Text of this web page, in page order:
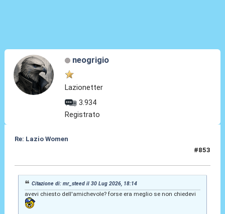
neogrigio
Lazionetter
3.934
Registrato
Re: Lazio Women
#853
Citazione di: mr_steed il 30 Lug 2026, 18:14
avevi chiesto dell'amichevole? forse era meglio se non chiedevi